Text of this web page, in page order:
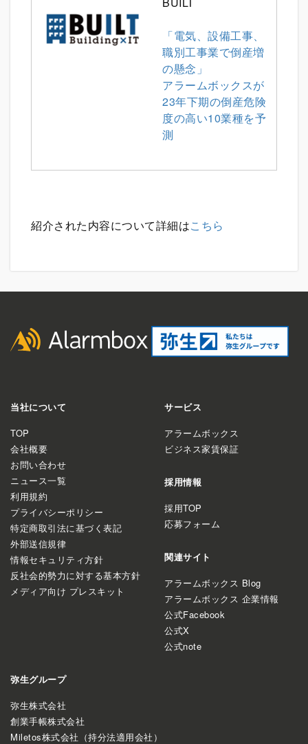
「電気、設備工事、
職別工事業で倒産増
の懸念」
アラームボックスが
23年下期の倒産危険
度の高い10業種を予
測
紹介された内容について詳細はこちら
当社について
TOP
会社概要
お問い合わせ
ニュース一覧
利用規約
プライバシーポリシー
特定商取引法に基づく表記
外部送信規律
情報セキュリティ方針
反社会的勢力に対する基本方針
メディア向け プレスキット
サービス
アラームボックス
ビジネス家賃保証
採用情報
採用TOP
応募フォーム
関連サイト
アラームボックス Blog
アラームボックス 企業情報
公式Facebook
公式X
公式note
弥生グループ
弥生株式会社
創業手帳株式会社
Miletos株式会社（持分法適用会社）